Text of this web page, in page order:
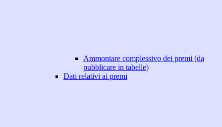
Ammontare complessivo dei premi (da
pubblicare in tabelle)
Dati relativi ai premi